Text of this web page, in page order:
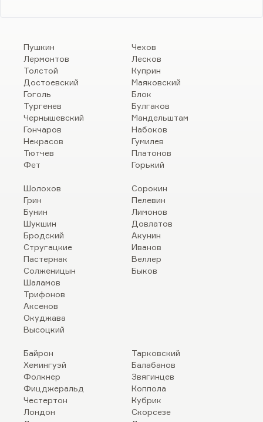
Пушкин
Лермонтов
Толстой
Достоевский
Гоголь
Тургенев
Чернышевский
Гончаров
Некрасов
Тютчев
Фет
Чехов
Лесков
Куприн
Маяковский
Блок
Булгаков
Мандельштам
Набоков
Гумилев
Платонов
Горький
Шолохов
Грин
Бунин
Шукшин
Бродский
Стругацкие
Пастернак
Солженицын
Шаламов
Трифонов
Аксенов
Окуджава
Высоцкий
Сорокин
Пелевин
Лимонов
Довлатов
Акунин
Иванов
Веллер
Быков
Байрон
Хемингуэй
Фолкнер
Фицджеральд
Честертон
Лондон
Тарковский
Балабанов
Звягинцев
Коппола
Кубрик
Скорсезе